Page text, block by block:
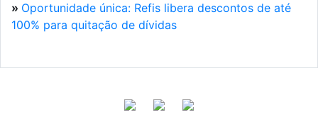
» Oportunidade única: Refis libera descontos de até
100% para quitação de dívidas